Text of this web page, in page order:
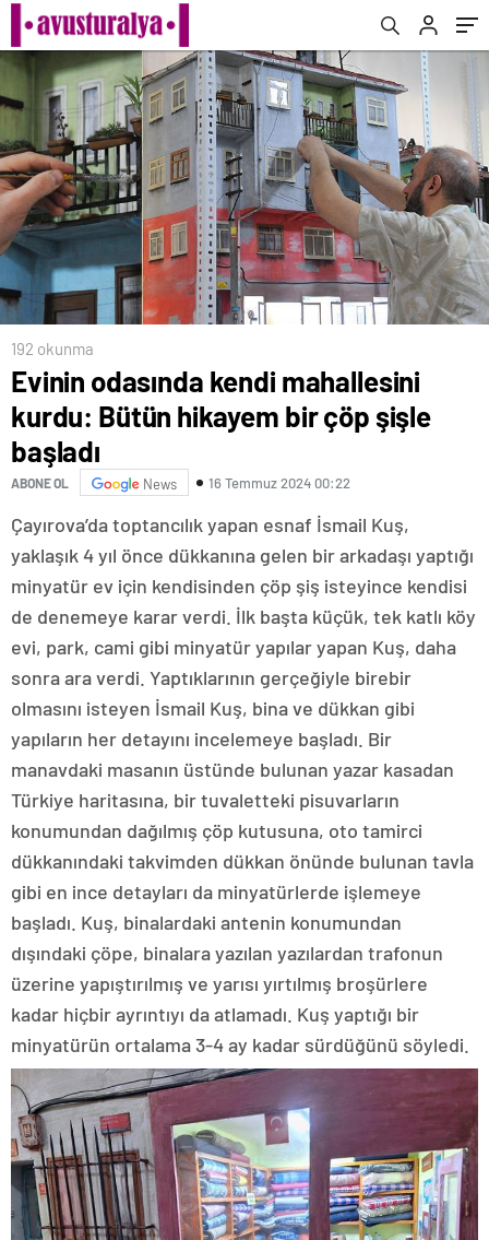
192 okunma
Evinin odasında kendi mahallesini
kurdu: Bütün hikayem bir çöp şişle
başladı
ABONE OL News 16 Temmuz 2024 00:22
Çayırova’da toptancılık yapan esnaf İsmail Kuş,
yaklaşık 4 yıl önce dükkanına gelen bir arkadaşı yaptığı
minyatür ev için kendisinden çöp şiş isteyince kendisi
de denemeye karar verdi. İlk başta küçük, tek katlı köy
evi, park, cami gibi minyatür yapılar yapan Kuş, daha
sonra ara verdi. Yaptıklarının gerçeğiyle birebir
olmasını isteyen İsmail Kuş, bina ve dükkan gibi
yapıların her detayını incelemeye başladı. Bir
manavdaki masanın üstünde bulunan yazar kasadan
Türkiye haritasına, bir tuvaletteki pisuvarların
konumundan dağılmış çöp kutusuna, oto tamirci
dükkanındaki takvimden dükkan önünde bulunan tavla
gibi en ince detayları da minyatürlerde işlemeye
başladı. Kuş, binalardaki antenin konumundan
dışındaki çöpe, binalara yazılan yazılardan trafonun
üzerine yapıştırılmış ve yarısı yırtılmış broşürlere
kadar hiçbir ayrıntıyı da atlamadı. Kuş yaptığı bir
minyatürün ortalama 3-4 ay kadar sürdüğünü söyledi.